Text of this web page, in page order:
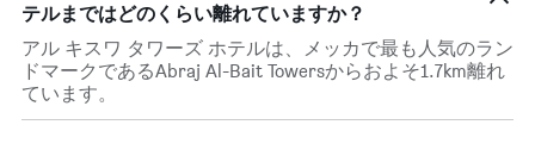
テルまではどのくらい離れていますか？
アル キスワ タワーズ ホテルは、メッカで最も人気のラン
ドマークであるAbraj Al-Bait Towersからおよそ1.7km離れ
ています。